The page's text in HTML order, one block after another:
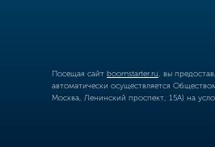
Посещая сайт boomstarter.ru , вы
автоматически осуществляется
Москва, Ленинский проспект, 15А) на